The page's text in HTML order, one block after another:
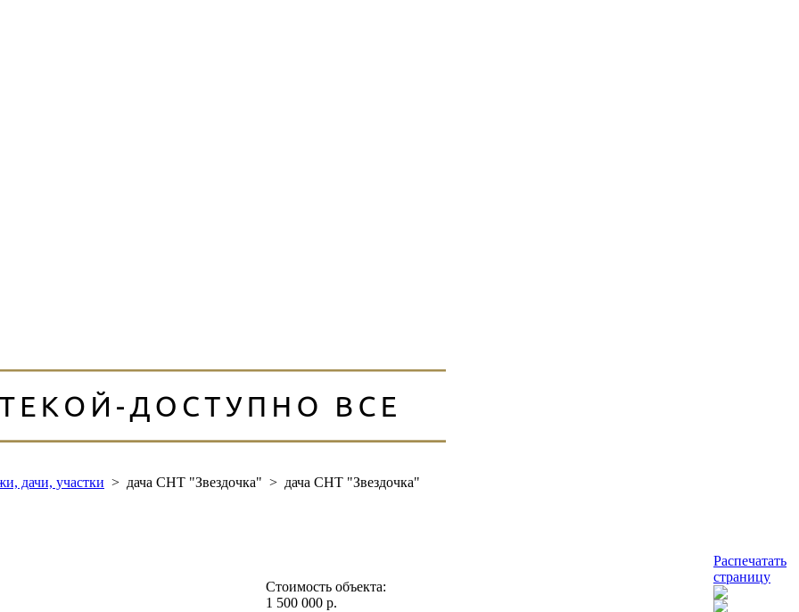
дачи, участки > дача СНТ "Звездочка" > дача СНТ "Звездочка"
Стоимость объекта:
1 500 000 р.
Распечатать
страницу